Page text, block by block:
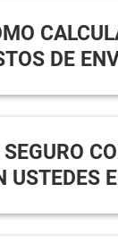
DE
SEGURO
USTEDES